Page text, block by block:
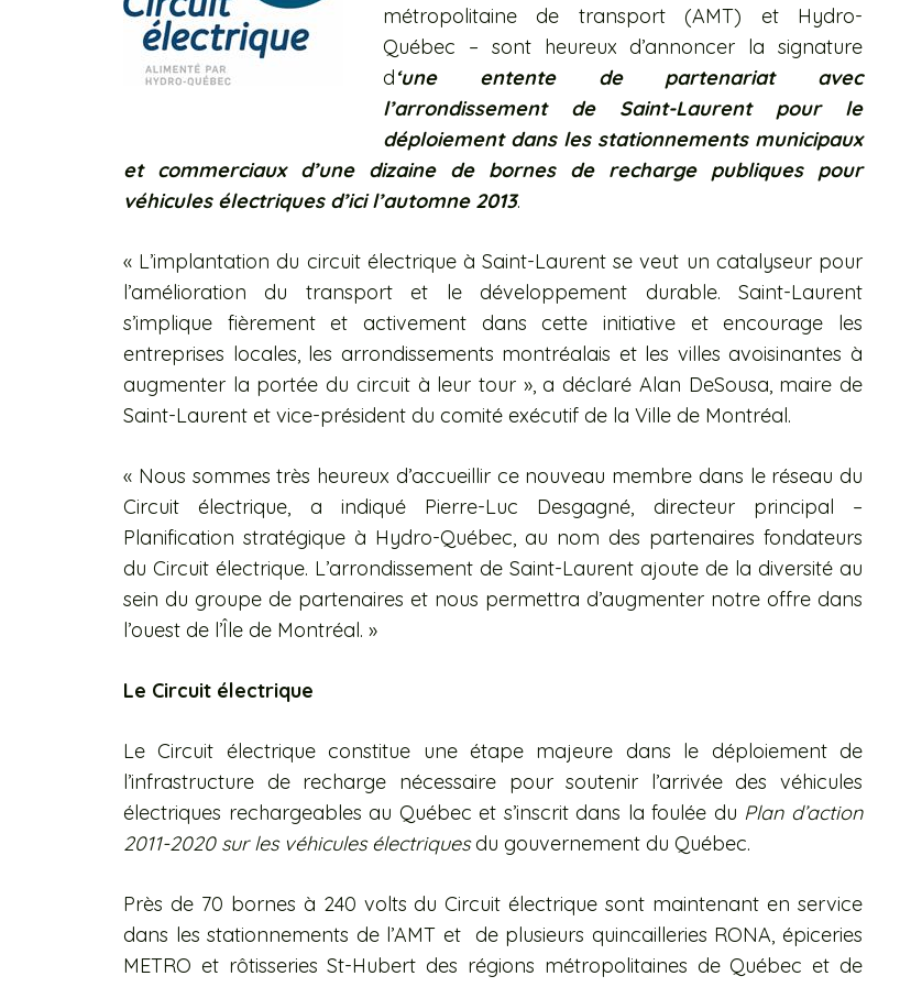
métropolitaine de transport (AMT) et Hydro-
Québec – sont heureux d’annoncer la signature
d‘une entente de partenariat avec
l’arrondissement de Saint-Laurent pour le
déploiement dans les stationnements municipaux
et commerciaux d’une dizaine de bornes de recharge publiques pour
véhicules électriques d’ici l’automne 2013.
« L’implantation du circuit électrique à Saint-Laurent se veut un catalyseur pour
l’amélioration du transport et le développement durable. Saint-Laurent
s’implique fièrement et activement dans cette initiative et encourage les
entreprises locales, les arrondissements montréalais et les villes avoisinantes à
augmenter la portée du circuit à leur tour », a déclaré Alan DeSousa, maire de
Saint-Laurent et vice-président du comité exécutif de la Ville de Montréal.
« Nous sommes très heureux d’accueillir ce nouveau membre dans le réseau du
Circuit électrique, a indiqué Pierre-Luc Desgagné, directeur principal –
Planification stratégique à Hydro-Québec, au nom des partenaires fondateurs
du Circuit électrique. L’arrondissement de Saint-Laurent ajoute de la diversité au
sein du groupe de partenaires et nous permettra d’augmenter notre offre dans
l’ouest de l’Île de Montréal. »
Le Circuit électrique
Le Circuit électrique constitue une étape majeure dans le déploiement de
l’infrastructure de recharge nécessaire pour soutenir l’arrivée des véhicules
électriques rechargeables au Québec et s’inscrit dans la foulée du Plan d’action
2011-2020 sur les véhicules électriquesdu gouvernement du Québec.
Près de 70 bornes à 240 volts du Circuit électrique sont maintenant en service
dans les stationnements de l’AMT et de plusieurs quincailleries RONA, épiceries
METRO et rôtisseries St-Hubert des régions métropolitaines de Québec et de